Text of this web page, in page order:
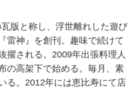
版と称し、浮世離れした遊び
雷神』を創刊。趣味で続けて
擢される。2009年出張料理人
の高架下で始める。毎月、素
る。2012年には恵比寿にて店